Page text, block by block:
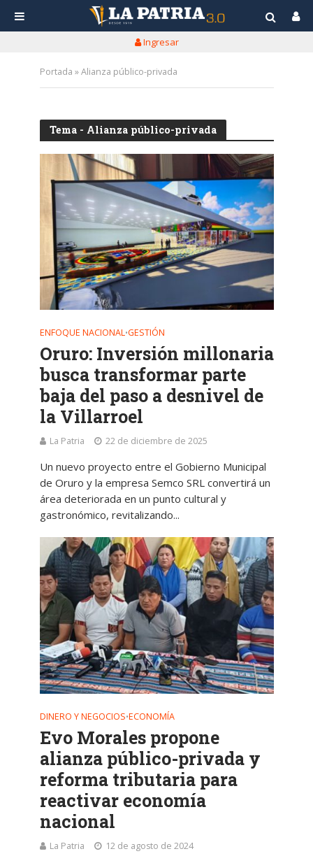
Ingresar
Portada »Alianza público-privada
Tema - Alianza público-privada
ENFOQUE NACIONAL•GESTIÓN
Oruro: Inversión millonaria
busca transformar parte
baja del paso a desnivel de
la Villarroel
La Patria 22 de diciembre de 2025
Un nuevo proyecto entre el Gobierno Municipal
de Oruro y la empresa Semco SRL convertirá un
área deteriorada en un punto cultural y
gastronómico, revitalizando...
DINERO Y NEGOCIOS•ECONOMÍA
Evo Morales propone
alianza público-privada y
reforma tributaria para
reactivar economía
nacional
La Patria 12 de agosto de 2024